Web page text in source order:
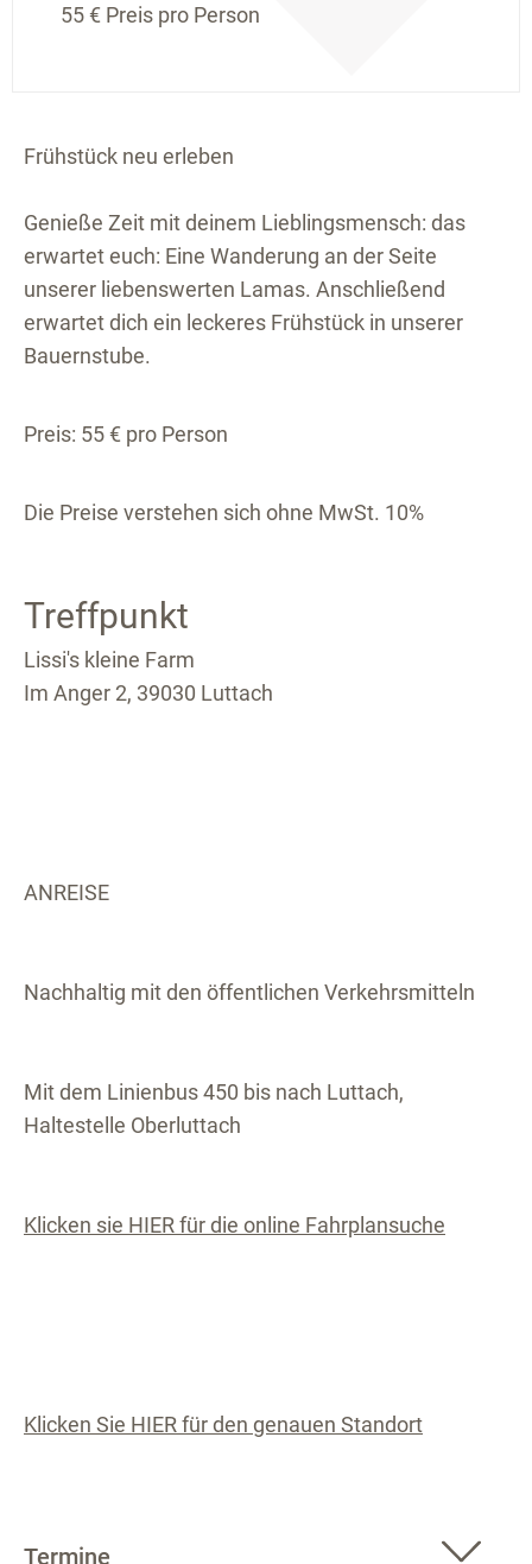
Frühstück neu erleben
Genieße Zeit mit deinem Lieblingsmensch: das
erwartet euch: Eine Wanderung an der Seite
unserer liebenswerten Lamas. Anschließend
erwartet dich ein leckeres Frühstück in unserer
Bauernstube.
Preis: 55 € pro Person
Die Preise verstehen sich ohne MwSt. 10%
Treffpunkt
Lissi's kleine Farm
Im Anger 2, 39030 Luttach
ANREISE
Nachhaltig mit den öffentlichen Verkehrsmitteln
Mit dem Linienbus 450 bis nach Luttach,
Haltestelle Oberluttach
Klicken sie HIER für die online Fahrplansuche
Klicken Sie HIER für den genauen Standort
55 € Preis pro Person
Termine